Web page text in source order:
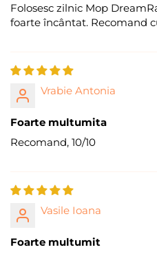
Folosesc zilnic Mop
foarte încântat. Recomand
Vrabie Antonia
Foarte multumita
Recomand, 10/10
Vasile Ioana
Foarte multumit